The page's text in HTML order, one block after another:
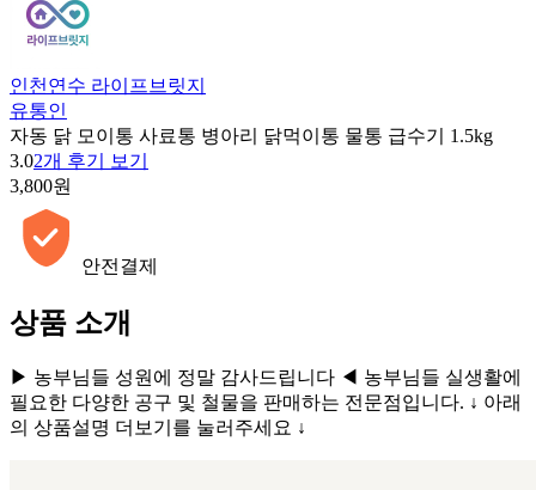
인천연수 라이프브릿지
유통인
자동 닭 모이통 사료통 병아리 닭먹이통 물통 급수기 1.5kg
3.02개 후기 보기
3,800원
안전결제
상품 소개
▶ 농부님들 성원에 정말 감사드립니다 ◀ 농부님들 실생활에
필요한 다양한 공구 및 철물을 판매하는 전문점입니다. ↓ 아래
의 상품설명 더보기를 눌러주세요 ↓